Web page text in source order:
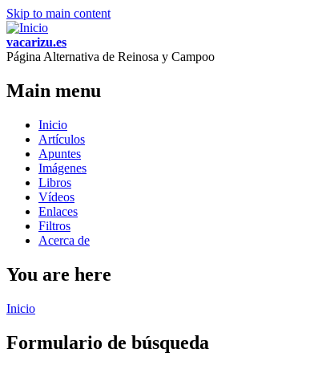
Skip to main content
vacarizu.es
Página Alternativa de Reinosa y Campoo
Main menu
Inicio
Artículos
Apuntes
Imágenes
Libros
Vídeos
Enlaces
Filtros
Acerca de
You are here
Inicio
Formulario de búsqueda